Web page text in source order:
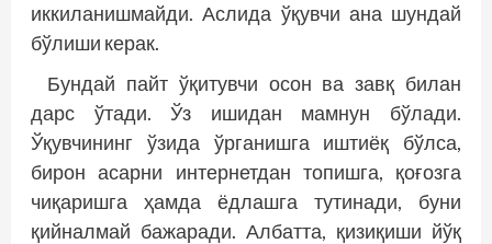
иккиланишмайди. Аслида ўқувчи ана шундай
бўлиши керак.
Бундай пайт ўқитувчи осон ва завқ билан
дарс ўтади. Ўз ишидан мамнун бўлади.
Ўқувчининг ўзида ўрганишга иштиёқ бўлса,
бирон асарни интернетдан топишга, қоғозга
чиқаришга ҳамда ёдлашга тутинади, буни
қийналмай бажаради. Албатта, қизиқиши йўқ